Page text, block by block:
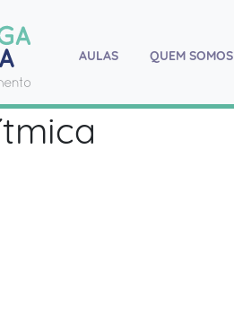
AULAS(current)QUEM SOMOS